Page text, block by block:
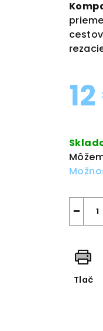
je
0,0
z
cena:
−
Tlač